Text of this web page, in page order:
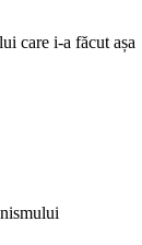
care i-a făcut așa